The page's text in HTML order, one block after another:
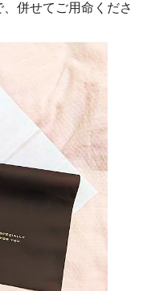
併せてご用命くださ